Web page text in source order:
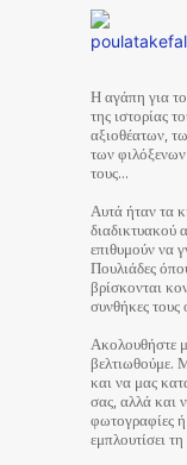
Η αγάπη για
της ιστορίας
αξιοθέατων,
των
τους…
Αυτά ήταν τα
διαδικτυακού
επιθυμούν να
Πουλιάδες
βρίσκονται
συνθήκες
Ακολουθήστε
βελτιωθούμε.
και να μας
σας, αλλά και
φωτογραφίες
εμπλουτίσει